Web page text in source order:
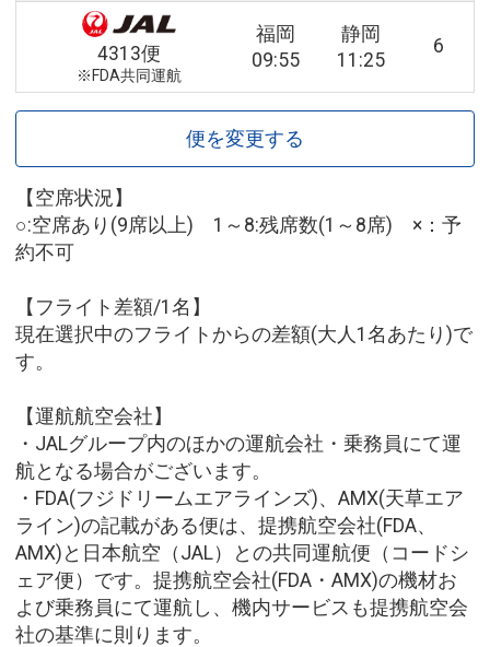
4313便
※FDA共同運航
福岡
09:55
静岡
11:25
6
便を変更する
【空席状況】
○:空席あり(9席以上) 1～8:残席数(1～8席) ×：予
約不可
【フライト差額/1名】
現在選択中のフライトからの差額(大人1名あたり)で
す。
【運航航空会社】
・JALグループ内のほかの運航会社・乗務員にて運
航となる場合がございます。
・FDA(フジドリームエアラインズ)、AMX(天草エア
ライン)の記載がある便は、提携航空会社(FDA、
AMX)と日本航空（JAL）との共同運航便（コードシ
ェア便）です。提携航空会社(FDA・AMX)の機材お
よび乗務員にて運航し、機内サービスも提携航空会
社の基準に則ります。